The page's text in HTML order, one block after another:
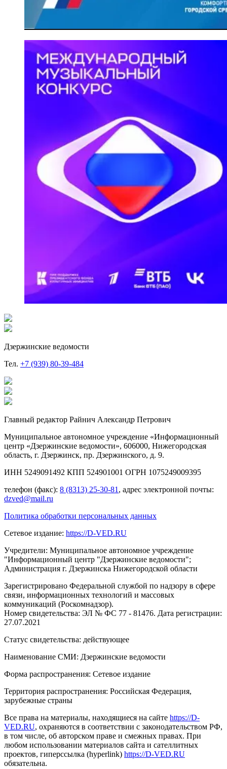
Дзержинские ведомости
Тел. +7 (939) 80-39-484
Главный редактор Райнич Александр Петрович
Муниципальное автономное учреждение «Информационный
центр «Дзержинские ведомости», 606000, Нижегородская
область, г. Дзержинск, пр. Дзержинского, д. 9.
ИНН 5249091492 КПП 524901001 ОГРН 1075249009395
телефон (факс): 8 (8313) 25-30-81 , адрес электронной почты:
dzved@mail.ru
Политика обработки персональных данных
Сетевое издание: https://D-VED.RU
Учредители: Муниципальное автономное учреждение
"Информационный центр "Дзержинские ведомости";
Администрация г. Дзержинска Нижегородской области
Зарегистрировано Федеральной службой по надзору в сфере
связи, информационных технологий и массовых
коммуникаций (Роскомнадзор).
Номер свидетельства: ЭЛ № ФС 77 - 81476. Дата регистрации:
27.07.2021
Статус свидетельства: действующее
Наименование СМИ: Дзержинские ведомости
Форма распространения: Сетевое издание
Территория распространения: Российская Федерация,
зарубежные страны
Все права на материалы, находящиеся на сайте https://D-
VED.RU, охраняются в соответствии с законодательством РФ,
в том числе, об авторском праве и смежных правах. При
любом использовании материалов сайта и сателлитных
проектов, гиперссылка (hyperlink) https://D-VED.RU
обязательна.